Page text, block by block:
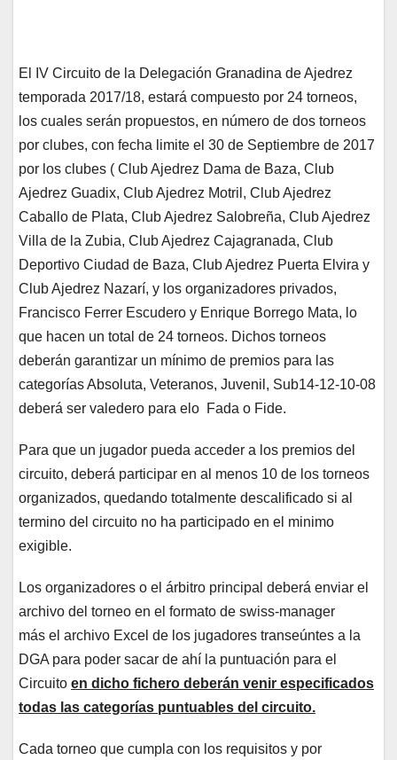
El IV Circuito de la Delegación Granadina de Ajedrez
temporada 2017/18, estará compuesto por 24 torneos,
los cuales serán propuestos, en número de dos torneos
por clubes, con fecha limite el 30 de Septiembre de 2017
por los clubes ( Club Ajedrez Dama de Baza, Club
Ajedrez Guadix, Club Ajedrez Motril, Club Ajedrez
Caballo de Plata, Club Ajedrez Salobreña, Club Ajedrez
Villa de la Zubia, Club Ajedrez Cajagranada, Club
Deportivo Ciudad de Baza, Club Ajedrez Puerta Elvira y
Club Ajedrez Nazarí, y los organizadores privados,
Francisco Ferrer Escudero y Enrique Borrego Mata, lo
que hacen un total de 24 torneos. Dichos torneos
deberán garantizar un mínimo de premios para las
categorías Absoluta, Veteranos, Juvenil, Sub14-12-10-08
deberá ser valedero para elo Fada o Fide.
Para que un jugador pueda acceder a los premios del
circuito, deberá participar en al menos 10 de los torneos
organizados, quedando totalmente descalificado si al
termino del circuito no ha participado en el minimo
exigible.
Los organizadores o el árbitro principal deberá enviar el
archivo del torneo en el formato de swiss-manager
más el archivo Excel de los jugadores transeúntes a la
DGA para poder sacar de ahí la puntuación para el
Circuito en dicho fichero deberán venir especificados
todas las categorías puntuables del circuito.
Cada torneo que cumpla con los requisitos y por